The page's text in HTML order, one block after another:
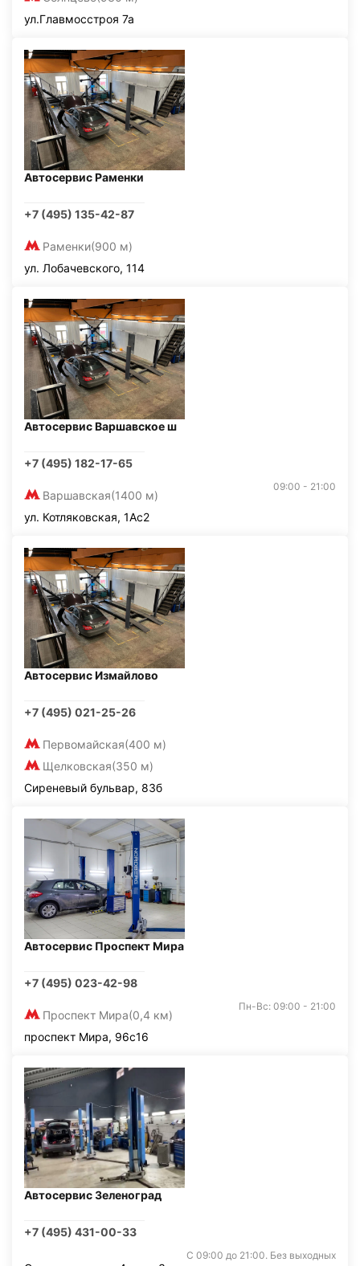
ул.Главмосстроя 7а
Автосервис Раменки
+7 (495) 135-42-87
Раменки(900 м)
ул. Лобачевского, 114
Автосервис Варшавское ш
+7 (495) 182-17-65
Варшавская(1400 м)
09:00 - 21:00
ул. Котляковская, 1Ас2
Автосервис Измайлово
+7 (495) 021-25-26
Первомайская(400 м)
Щелковская(350 м)
Сиреневый бульвар, 83б
Автосервис Проспект Мира
+7 (495) 023-42-98
Проспект Мира(0,4 км)
Пн-Вс: 09:00 - 21:00
проспект Мира, 96с16
Автосервис Зеленоград
+7 (495) 431-00-33
С 09:00 до 21:00. Без выходных